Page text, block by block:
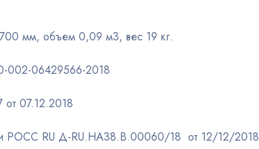
мм, объем 0,09 м3, вес 19 кг.
002-06429566-2018
07.12.2018
РОСС RU Д-RU.НА38.В.00060/18 от 12/12/2018